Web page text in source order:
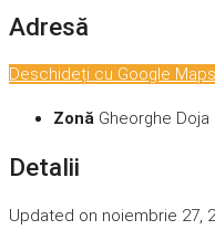
Adresă
Deschideți cu Google Maps
Zonă Gheorghe Doja
Detalii
Updated on noiembrie 27,